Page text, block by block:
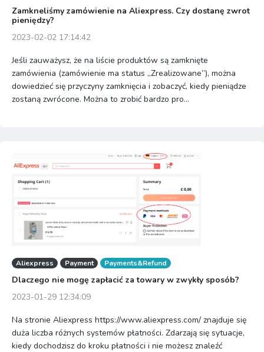
Zamkneliśmy zamówienie na Aliexpress. Czy dostanę zwrot
pieniędzy?
2023-02-02 17:14:42
Jeśli zauważysz, że na liście produktów są zamknięte
zamówienia (zamówienie ma status „Zrealizowane”), można
dowiedzieć się przyczyny zamknięcia i zobaczyć, kiedy pieniądze
zostaną zwrócone. Można to zrobić bardzo pro...
Aliexpress Payment Payments&Refund
Dlaczego nie mogę zapłacić za towary w zwykły sposób?
2023-01-29 12:34:09
Na stronie Aliexpress https://www.aliexpress.com/ znajduje się
duża liczba różnych systemów płatności. Zdarzają się sytuacje,
kiedy dochodzisz do kroku płatności i nie możesz znaleźć